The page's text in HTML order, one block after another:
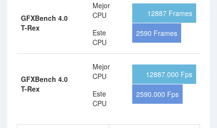
GFXBench 4.0
T-Rex
Mejor
CPU
Este
CPU
12887 Frames
2590 Frames
GFXBench 4.0
T-Rex
Mejor
CPU
Este
CPU
12887.000 Fps
2590.000 Fps